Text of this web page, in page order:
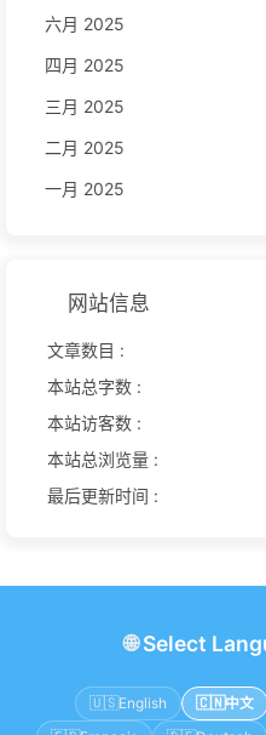
六月 2025
四月 2025
三月 2025
二月 2025
一月 2025
网站信息
文章数目 :
本站总字数 :
本站访客数 :
本站总浏览量 :
最后更新时间 :
🌐Select
🇺🇸English 🇨🇳 中文